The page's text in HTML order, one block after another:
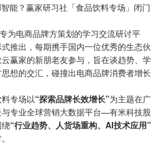
能？赢家研习社「食品饮料专场」闭门
为电商品牌方策划的学习交流研讨平
推出，每期携手国内一位优秀的生态伙
赢家的新朋老友参与，旨在谈趋势、学
想的交汇，碰撞出电商品牌消费者增长
专场以“探索品牌长效增长”为主题在广
专业全球营销大数据平台—有米科技股
“行业趋势、人货场重构、AI技术应用”